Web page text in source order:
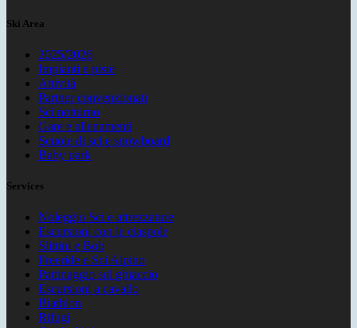
Ski Area
2025/2026
Impianti e piste
Attività
Partner convenzionati
Sci notturno
Gare e allenamenti
Scuole di sci e snowboard
Baby park
Services
Noleggio Sci e attrezzature
Escursioni con le ciaspole
Slittini e Bob
Freeride e Sci Alpino
Pattinaggio sul ghiaccio
Escursioni a cavallo
Biathlon
Rifugi